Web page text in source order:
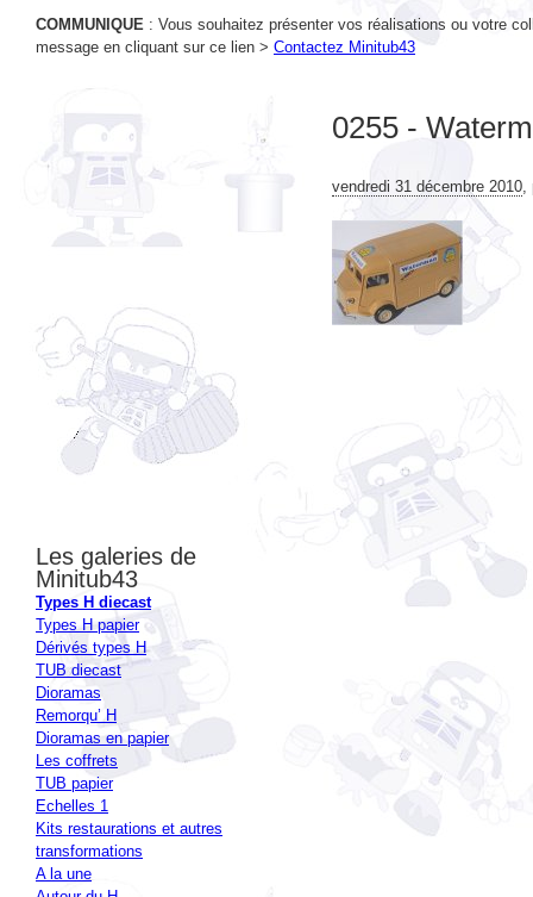
Minitub43
Types H diecast
Types H papier
Dérivés types H
TUB diecast
Dioramas
Remorqu’ H
Dioramas en papier
Les coffrets
TUB papier
Echelles 1
Kits restaurations et autres
transformations
A la une
Autour du H